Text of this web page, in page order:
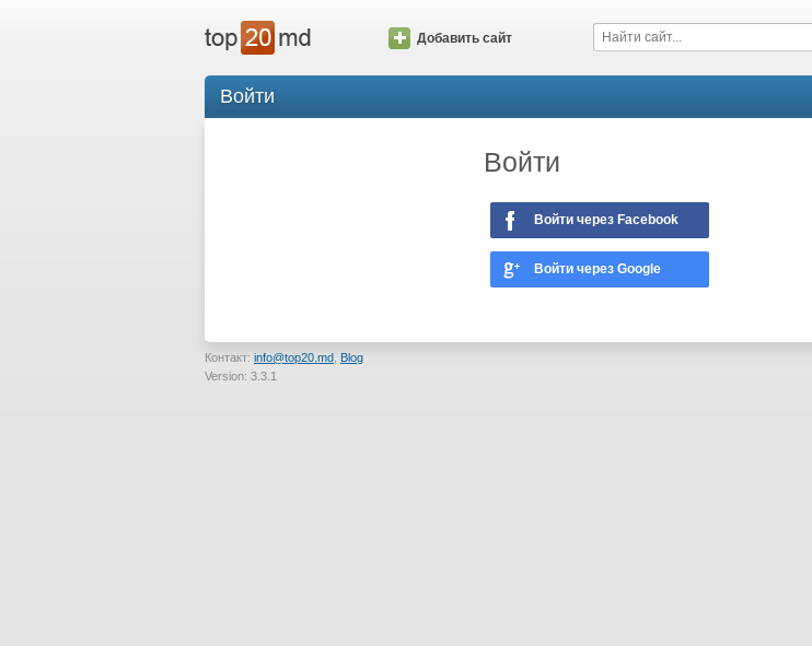
Добавить сайт
Войти
Войти
Войти через Facebook
Войти через Google
Контакт: info@top20.md Blog
Version: 3.3.1